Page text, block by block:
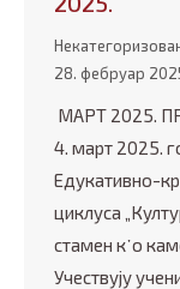
28. фебруар
МАРТ 2025.
4. март 2025.
Едукативно-
циклуса
стамен к᾿о
Учествују